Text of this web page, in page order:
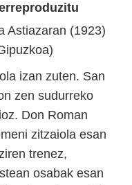
Astiazaran (1923)
izan zuten. San
zen sudurreko
Don Roman
zitzaiola esan
trenez,
osabak esan